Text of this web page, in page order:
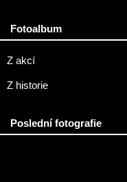
Fotoalbum
Z akcí
Z historie
Poslední fotografie